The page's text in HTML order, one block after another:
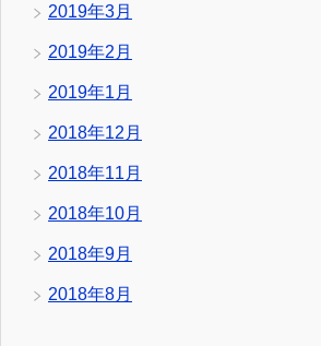
2019年3月
2019年2月
2019年1月
2018年12月
2018年11月
2018年10月
2018年9月
2018年8月